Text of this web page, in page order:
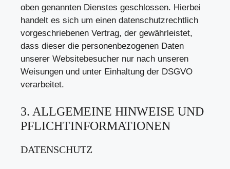
oben genannten Dienstes geschlossen. Hierbei
handelt es sich um einen datenschutzrechtlich
vorgeschriebenen Vertrag, der gewährleistet,
dass dieser die personenbezogenen Daten
unserer Websitebesucher nur nach unseren
Weisungen und unter Einhaltung der DSGVO
verarbeitet.
3. ALLGEMEINE HINWEISE UND
PFLICHT­INFORMATIONEN
DATENSCHUTZ